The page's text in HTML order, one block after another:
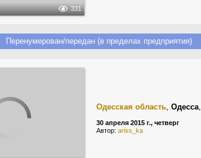
331
Перенумерован/передан (в пределах предприятия)
Одесская область, Одесса,
30 апреля 2015 г., четверг
Автор: ariss_ka